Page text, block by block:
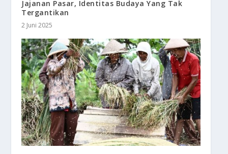
Jajanan Pasar, Identitas Budaya Yang Tak
Tergantikan
2 Juni 2025